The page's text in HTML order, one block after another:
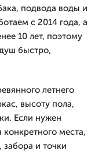
подвода воды и
с 2014 года, а
10 лет, поэтому
быстро,
летнего
высоту пола,
Если нужен
конкретного места,
и точки